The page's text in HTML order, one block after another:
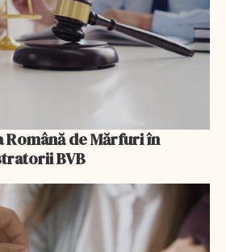
Română de Mărfuri în
BVB